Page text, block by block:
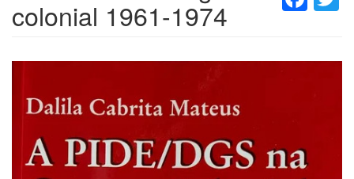
colonial 1961-1974